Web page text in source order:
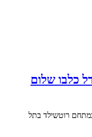
מר במגדל כלבו שלום
שלום במתחם רוטשילד בתל